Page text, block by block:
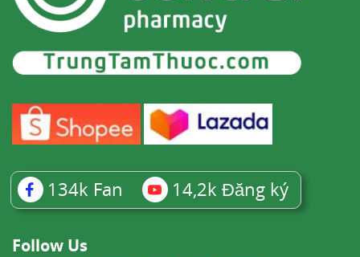
134k Fan 14,2k Đăng ký
Follow Us